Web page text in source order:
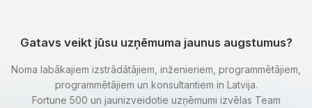
Gatavs veikt jūsu uzņēmuma jaunus augstumus?
Noma labākajiem izstrādātājiem, inženieriem, programmētājiem,
programmētājiem un konsultantiem in Latvija.
Fortune 500 un jaunizveidotie uzņēmumi izvēlas Team